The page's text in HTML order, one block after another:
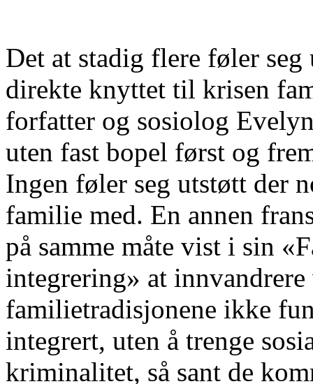
Det at stadig flere føler
direkte knyttet til krisen
forfatter og sosiolog
uten fast bopel først og
Ingen føler seg utstøtt der
familie med. En annen
på samme måte vist i sin
integrering» at
familietradisjonene ikke
integrert, uten å trenge
kriminalitet, så sant de